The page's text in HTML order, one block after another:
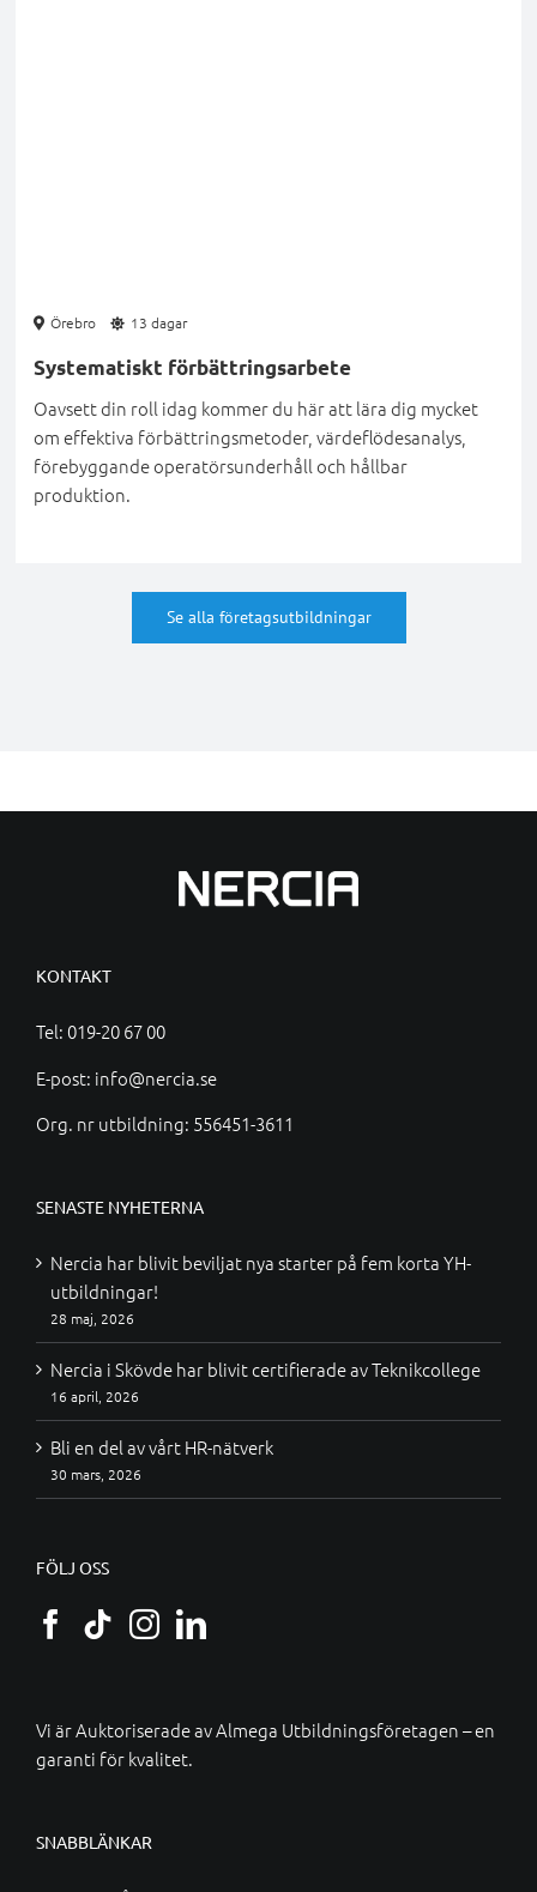
Örebro 13 dagar
Systematiskt förbättringsarbete
Oavsett din roll idag kommer du här att lära dig mycket
om effektiva förbättringsmetoder, värdeflödesanalys,
förebyggande operatörsunderhåll och hållbar
produktion.
Se alla företagsutbildningar
KONTAKT
Tel: 019-20 67 00
E-post: info@nercia.se
Org. nr utbildning: 556451-3611
SENASTE NYHETERNA
Nercia har blivit beviljat nya starter på fem korta YH-
utbildningar!
28 maj, 2026
Nercia i Skövde har blivit certifierade av Teknikcollege
16 april, 2026
Bli en del av vårt HR-nätverk
30 mars, 2026
FÖLJ OSS
Vi är Auktoriserade avAlmega Utbildningsföretagen– en
garanti för kvalitet.
SNABBLÄNKAR